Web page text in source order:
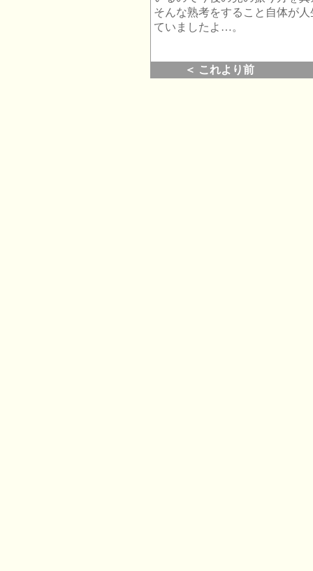
そんな熟考をすること自体が
ていましたよ…。
＜ これより前